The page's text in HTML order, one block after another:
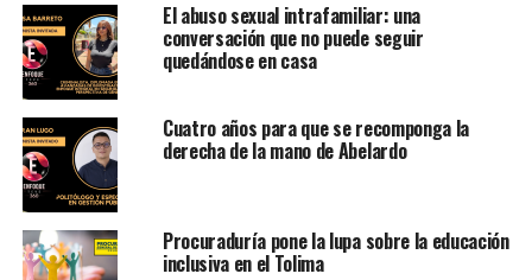
El abuso sexual intrafamiliar: una
conversación que no puede seguir
quedándose en casa
Cuatro años para que se recomponga la
derecha de la mano de Abelardo
Procuraduría pone la lupa sobre la educación
inclusiva en el Tolima